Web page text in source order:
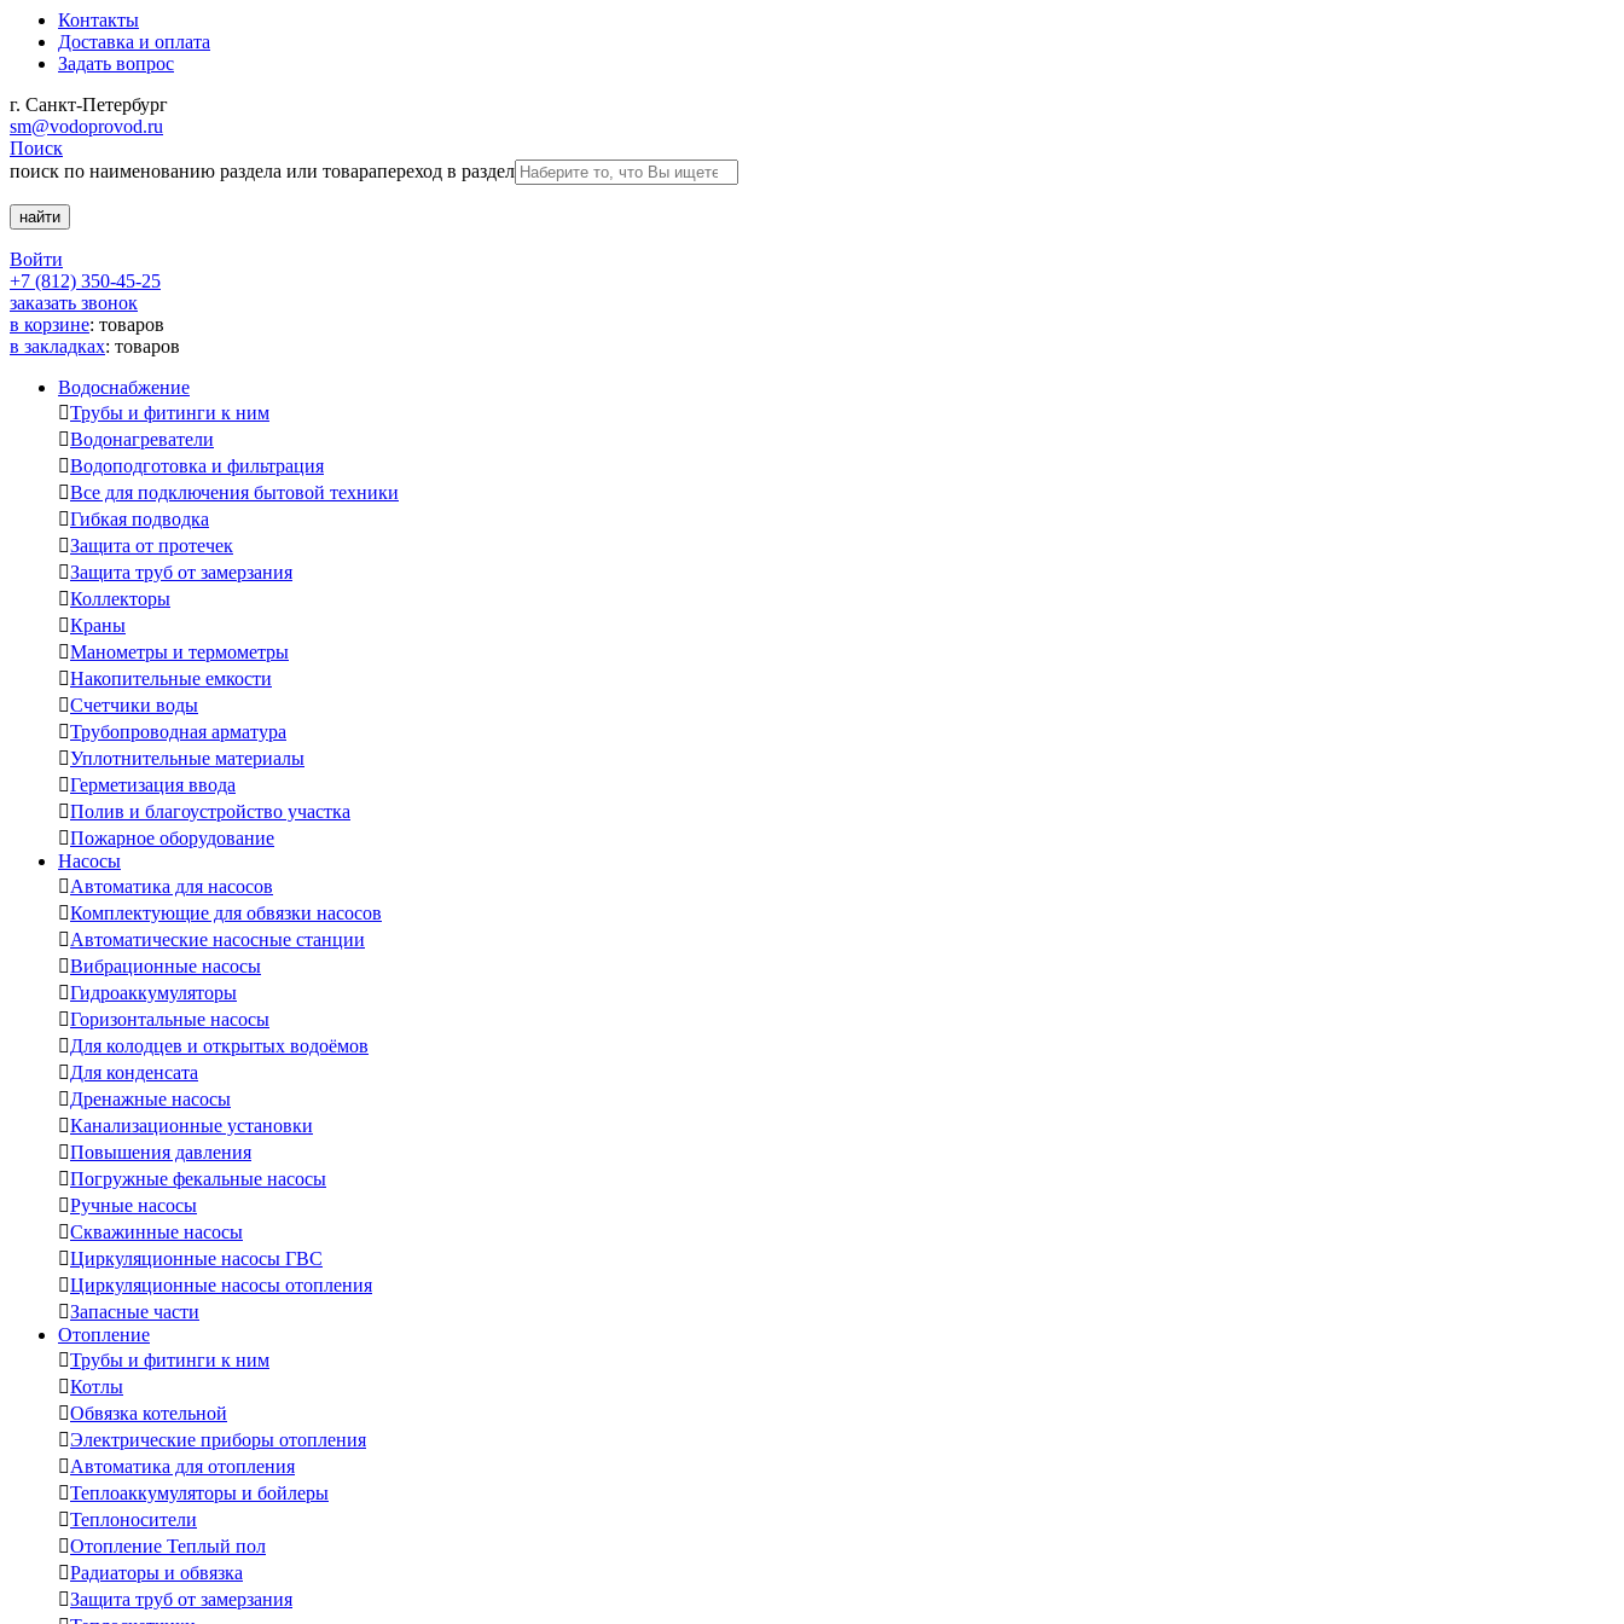
Контакты
Доставка и оплата
Задать вопрос
г. Санкт-Петербург
sm@vodoprovod.ru
Поиск
поиск по наименованию раздела или товарапереход в раздел
Войти
+7 (812) 350-45-25
заказать звонок
в корзине: товаров
в закладках: товаров
Водоснабжение
Трубы и фитинги к ним
Водонагреватели
Водоподготовка и фильтрация
Все для подключения бытовой техники
Гибкая подводка
Защита от протечек
Защита труб от замерзания
Коллекторы
Краны
Манометры и термометры
Накопительные емкости
Счетчики воды
Трубопроводная арматура
Уплотнительные материалы
Герметизация ввода
Полив и благоустройство участка
Пожарное оборудование
Насосы
Автоматика для насосов
Комплектующие для обвязки насосов
Автоматические насосные станции
Вибрационные насосы
Гидроаккумуляторы
Горизонтальные насосы
Для колодцев и открытых водоёмов
Для конденсата
Дренажные насосы
Канализационные установки
Повышения давления
Погружные фекальные насосы
Ручные насосы
Скважинные насосы
Циркуляционные насосы ГВС
Циркуляционные насосы отопления
Запасные части
Отопление
Трубы и фитинги к ним
Котлы
Обвязка котельной
Электрические приборы отопления
Автоматика для отопления
Теплоаккумуляторы и бойлеры
Теплоносители
Отопление Теплый пол
Радиаторы и обвязка
Защита труб от замерзания